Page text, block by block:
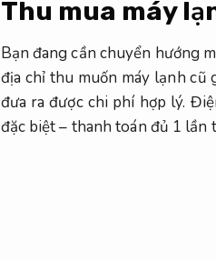
Thu mua máy
Bạn đang cần chuyển hướng
địa chỉ thu muốn máy lạnh cũ
đưa ra được chi phí hợp lý.
đặc biệt – thanh toán đủ 1 lần